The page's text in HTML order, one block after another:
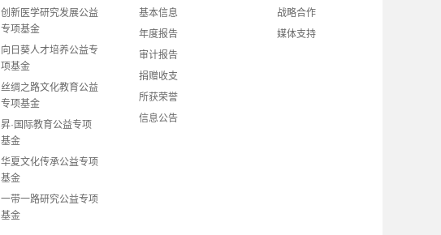
创新医学研究发展公益
专项基金
向日葵人才培养公益专
项基金
丝绸之路文化教育公益
专项基金
昇·国际教育公益专项
基金
华夏文化传承公益专项
基金
一带一路研究公益专项
基金
基本信息
年度报告
审计报告
捐赠收支
所获荣誉
信息公告
战略合作
媒体支持